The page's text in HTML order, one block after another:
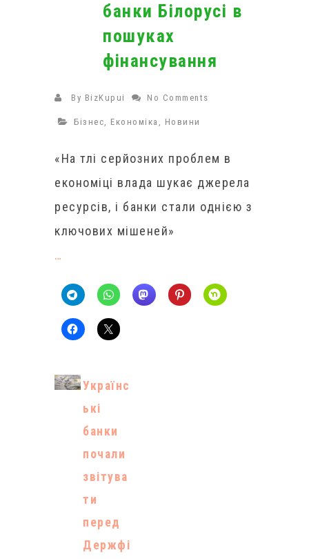
банки Білорусі в
пошуках
фінансування
By BizKupui No Comments
Бізнес, Економіка , Новини
«На тлі серйозних проблем в
економіці влада шукає джерела
ресурсів, і банки стали однією з
ключових мішеней»
…
Українс
ькі
банки
почали
звітува
ти
перед
Держфі